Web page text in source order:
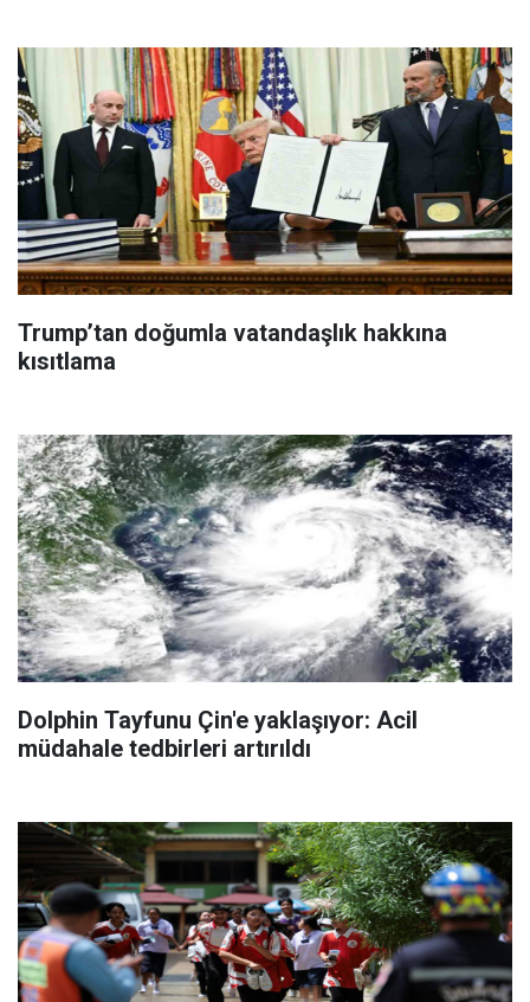
Trump’tan doğumla vatandaşlık hakkına
kısıtlama
Dolphin Tayfunu Çin'e yaklaşıyor: Acil
müdahale tedbirleri artırıldı